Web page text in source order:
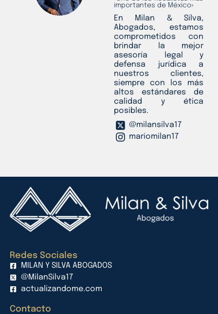
importantes de México»
En Milan & Silva,
Abogados, estamos
comprometidos con
brindar la mejor
asesoría legal y
defensa jurídica a
nuestros clientes,
siempre con los más
altos estándares de
calidad y ética
posibles.
@milansilva17
mariomilan17
Redes Sociales
MILAN Y SILVA ABOGADOS
@MilanSilva17
actualizandome.com
Contacto